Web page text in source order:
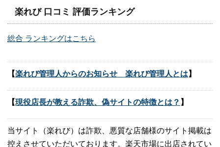
楽れび 口コミ 評価ランキング
総合 ランキングはこちら
【楽れび管理人からのお知らせ 楽れび管理人とは 】
【現役店長が教える詐欺、偽サイトの特徴とは？ 】
当サイト（楽れび）は詐欺、悪質な店舗様のサイト掲載は
控えさせていただいております。楽天市場に出店されてい